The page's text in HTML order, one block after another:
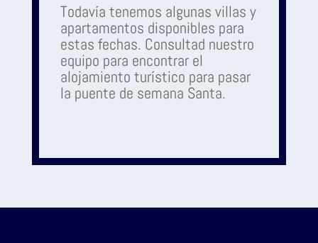
Todavía tenemos algunas villas y
apartamentos disponibles para
estas fechas. Consultad nuestro
equipo para encontrar el
alojamiento turístico para pasar
la puente de semana Santa.